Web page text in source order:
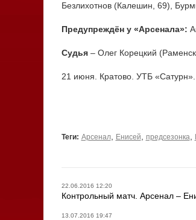
Безлихотнов (Калешин, 69),
Предупреждён у «Арсенала»:
Судья– Олег Корецкий
21 июня. Кратово. УТБ «Сатурн».
Теги: Арсенал, Енисей, предсезонка,
22.06.2016 12:20
Контрольный матч. Арсенал –
13.07.2016 19:47